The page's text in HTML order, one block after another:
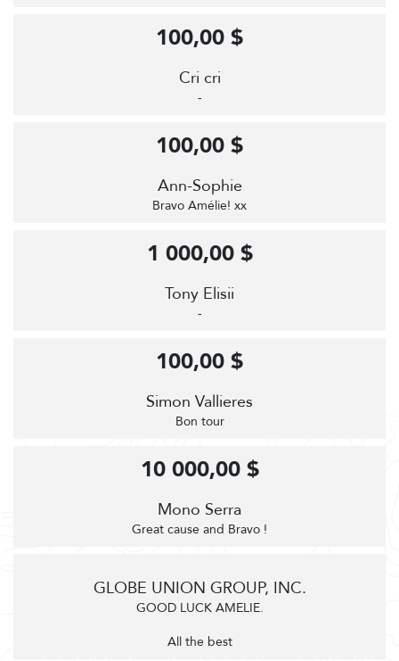
Cri cri
-
100,00 $
Ann-Sophie
Bravo Amélie! xx
100,00 $
Tony Elisii
-
1 000,00 $
Simon Vallieres
Bon tour
100,00 $
Mono Serra
Great cause and Bravo !
10 000,00 $
GLOBE UNION GROUP, INC.
GOOD LUCK AMELIE.
All the best